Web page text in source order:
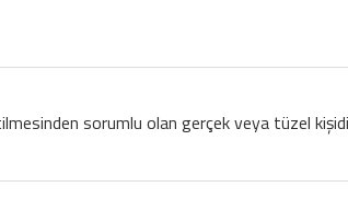
sorumlu olan gerçek veya tüzel